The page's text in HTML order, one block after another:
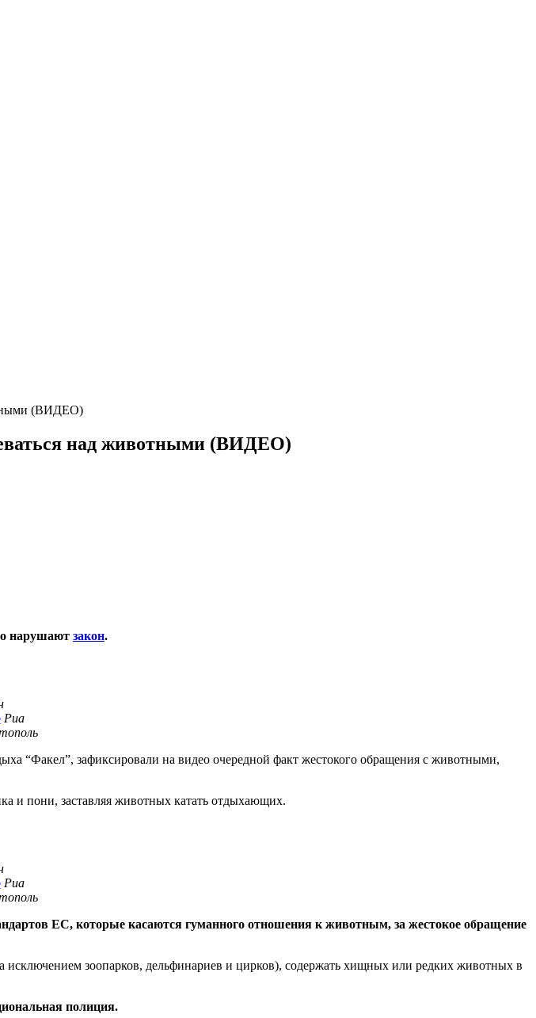
(ВИДЕО)
над животными (ВИДЕО)
нарушают закон.
Риа
“Факел”, зафиксировали на видео очередной факт жестокого обращения с животными,
и пони, заставляя животных катать отдыхающих.
Риа
ЕС, которые касаются гуманного отношения к животным, за жестокое обращение
исключением зоопарков, дельфинариев и цирков), содержать хищных или редких животных в
полиция.